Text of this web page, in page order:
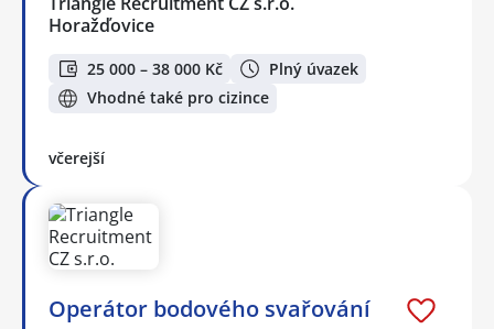
Horažďovice
25 000 – 38 000 Kč
Plný úvazek
Vhodné také pro cizince
včerejší
Operátor bodového svařování